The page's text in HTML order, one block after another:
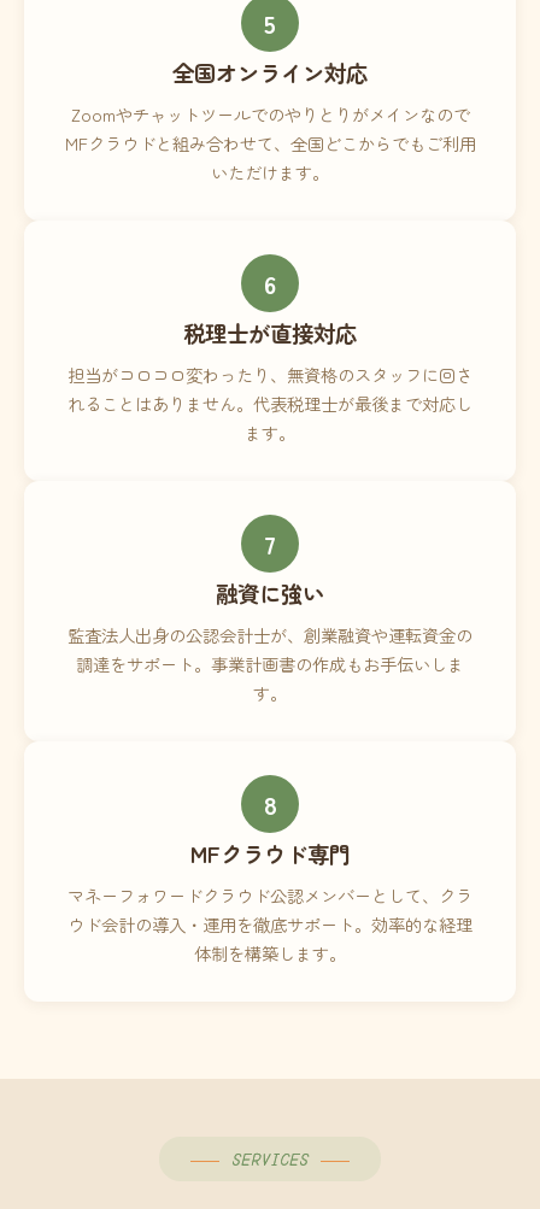
5
全国オンライン対応
Zoomやチャットツールでのやりとりがメインなので
MFクラウドと組み合わせて、全国どこからでもご利用
いただけます。
6
税理士が直接対応
担当がコロコロ変わったり、無資格のスタッフに回さ
れることはありません。代表税理士が最後まで対応し
ます。
7
融資に強い
監査法人出身の公認会計士が、創業融資や運転資金の
調達をサポート。事業計画書の作成もお手伝いしま
す。
8
MFクラウド専門
マネーフォワードクラウド公認メンバーとして、クラ
ウド会計の導入・運用を徹底サポート。効率的な経理
体制を構築します。
SERVICES